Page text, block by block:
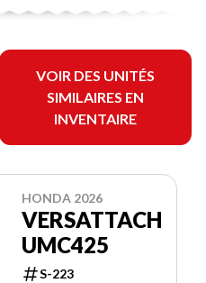
VOIR DES UNITÉS
SIMILAIRES EN
INVENTAIRE
HONDA 2026
VERSATTACH
UMC425
S-223